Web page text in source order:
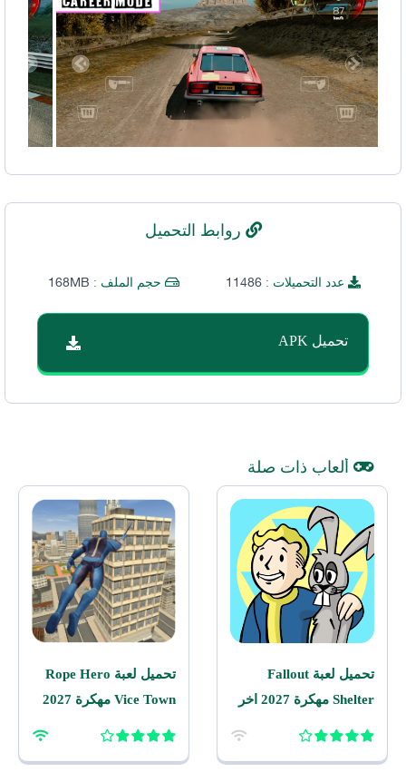
روابط التحميل
عدد التحميلات :11486 حجم الملف : 168MB
تحميل APK
ألعاب ذات صلة
تحميل لعبة Fallout
Shelter مهكرة 2027 اخر
تحميل لعبة Rope Hero
Vice Town مهكرة 2027